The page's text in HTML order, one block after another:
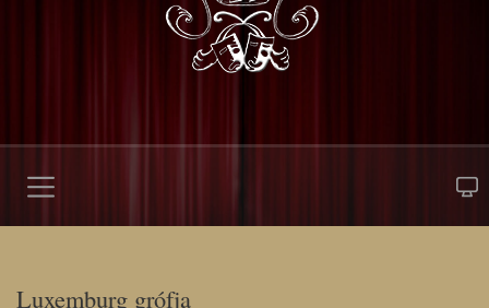
Luxemburg grófja